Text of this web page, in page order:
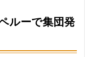
ルーで集団発